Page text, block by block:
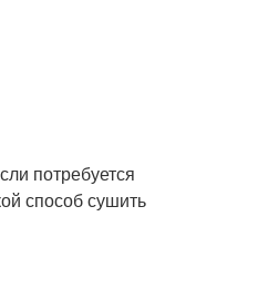
потребуется
способ сушить